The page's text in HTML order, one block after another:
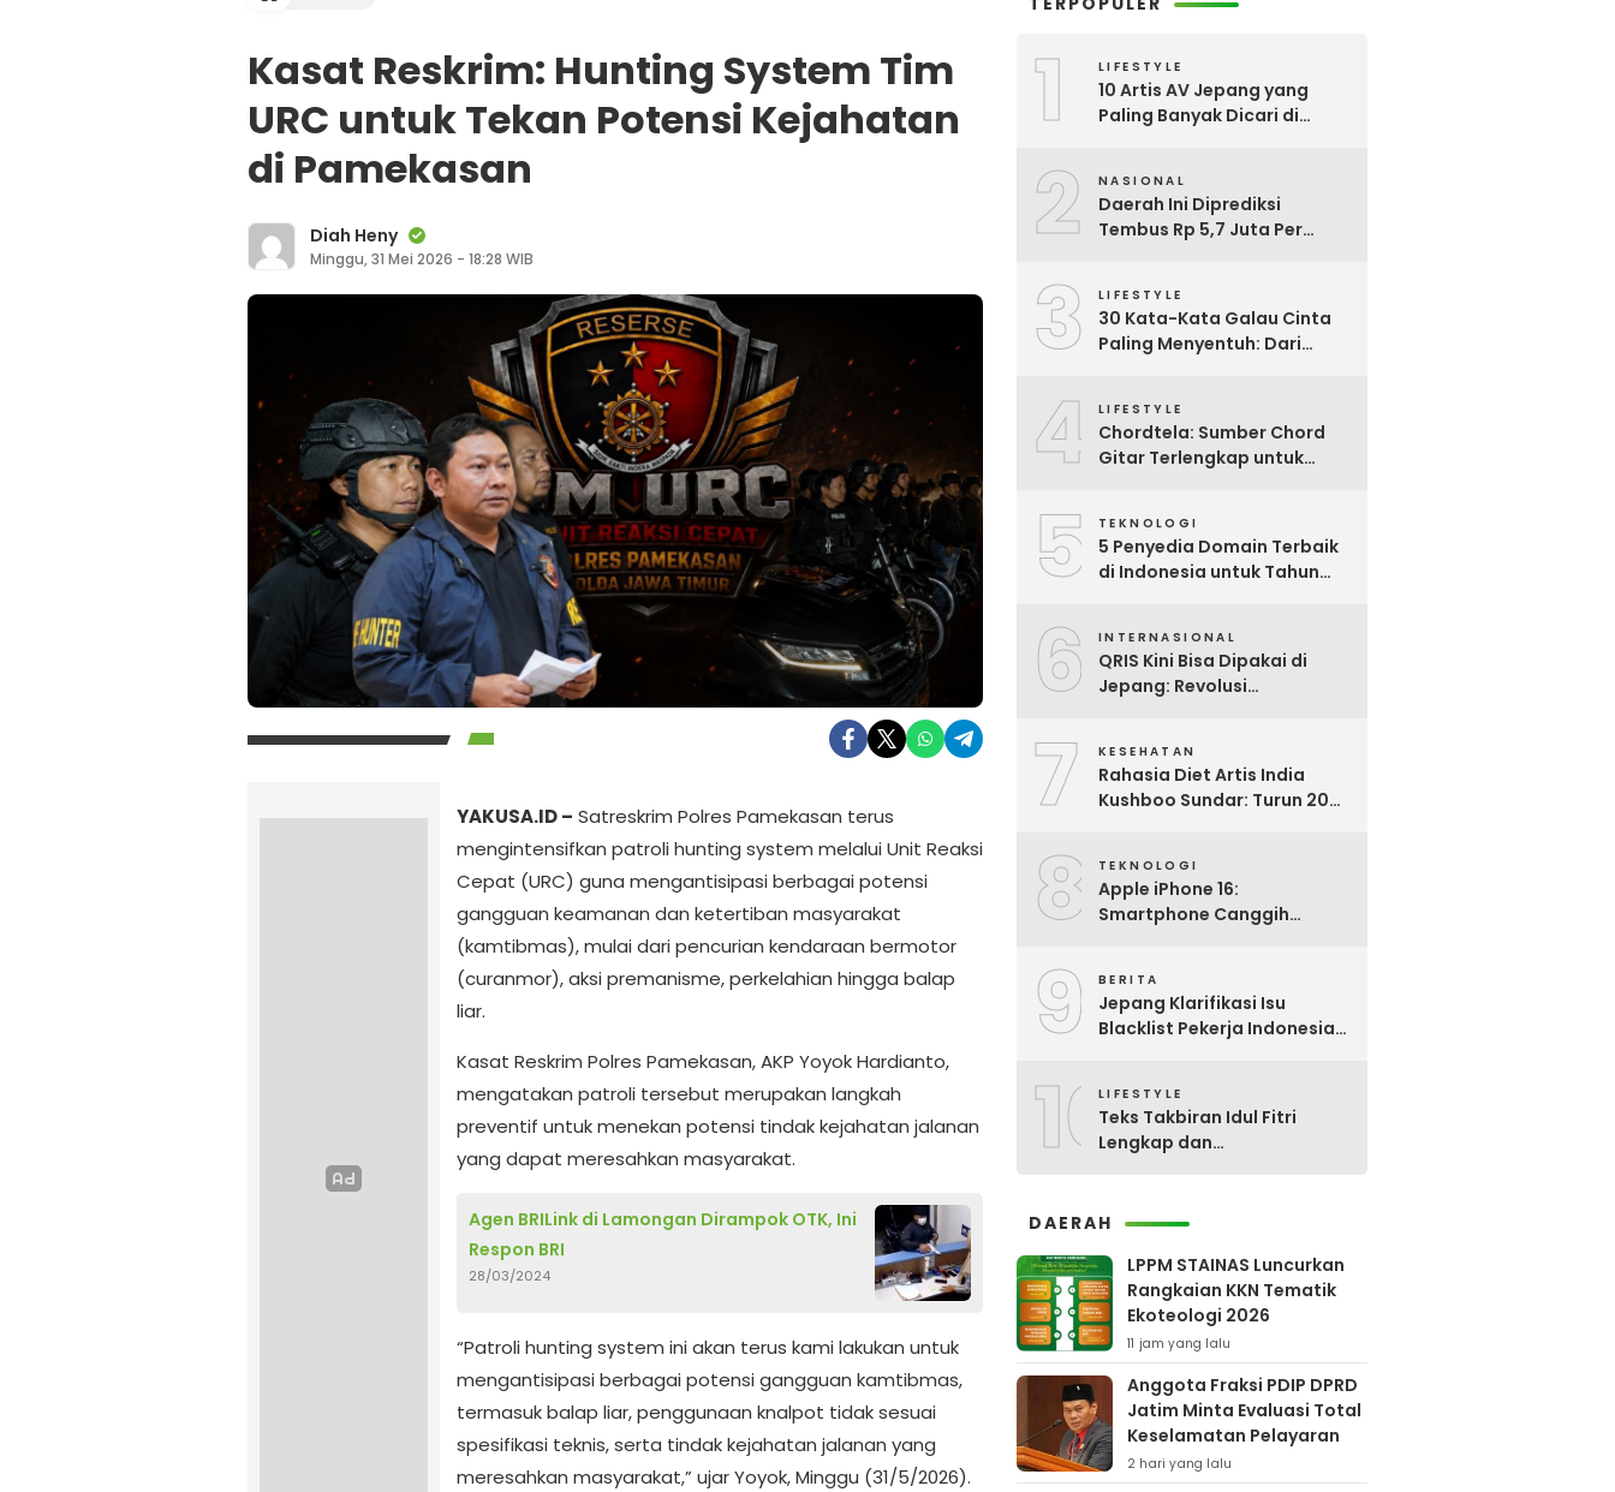
Kasat Reskrim: Hunting System Tim
URC untuk Tekan Potensi Kejahatan
di Pamekasan
Diah Heny
Minggu, 31 Mei 2026 - 18:28 WIB
YAKUSA.ID – Satreskrim Polres Pamekasan terus
mengintensifkan patroli hunting system melalui Unit Reaksi
Cepat (URC) guna mengantisipasi berbagai potensi
gangguan keamanan dan ketertiban masyarakat
(kamtibmas), mulai dari pencurian kendaraan bermotor
(curanmor), aksi premanisme, perkelahian hingga balap
liar.
Kasat Reskrim Polres Pamekasan, AKP Yoyok Hardianto,
mengatakan patroli tersebut merupakan langkah
preventif untuk menekan potensi tindak kejahatan jalanan
yang dapat meresahkan masyarakat.
Agen BRILink di Lamongan Dirampok OTK, Ini
Respon BRI
28/03/2024
“Patroli hunting system ini akan terus kami lakukan untuk
mengantisipasi berbagai potensi gangguan kamtibmas,
termasuk balap liar, penggunaan knalpot tidak sesuai
spesifikasi teknis, serta tindak kejahatan jalanan yang
meresahkan masyarakat,” ujar Yoyok, Minggu (31/5/2026).
1 LIFESTYLE
10 Artis AV Jepang yang
Paling Banyak Dicari di
2 NASIONAL
Daerah Ini Diprediksi
Tembus Rp 5,7 Juta Per
Upah Minimum 2026
3 LIFESTYLE
30 Kata-Kata Galau Cinta
Paling Menyentuh: Dari
4 LIFESTYLE
Chordtela: Sumber Chord
Gitar Terlengkap untuk
5 TEKNOLOGI
5 Penyedia Domain Terbaik
di Indonesia untuk Tahun
6 INTERNASIONAL
QRIS Kini Bisa Dipakai di
Jepang: Revolusi
7 KESEHATAN
Rahasia Diet Artis India
Kushboo Sundar: Turun 20
8 TEKNOLOGI
Apple iPhone 16:
Smartphone Canggih
9 BERITA
Jepang Klarifikasi Isu
Blacklist Pekerja Indonesia,
10LIFESTYLE
Teks Takbiran Idul Fitri
Lengkap dan
DAERAH
LPPM STAINAS Luncurkan
Rangkaian KKN Tematik
Ekoteologi 2026
11 jam yang lalu
Anggota Fraksi PDIP DPRD
Jatim Minta Evaluasi Total
Keselamatan Pelayaran
2 hari yang lalu